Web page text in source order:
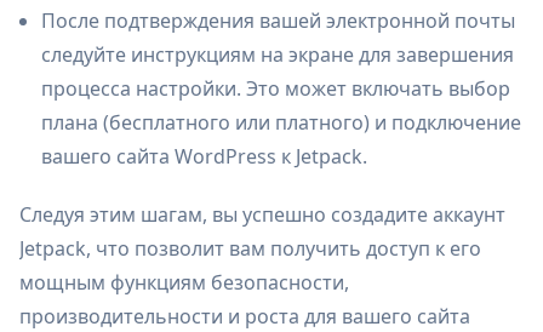
После подтверждения вашей электронной почты
следуйте инструкциям на экране для завершения
процесса настройки. Это может включать выбор
плана (бесплатного или платного) и подключение
вашего сайта WordPress к Jetpack.
Следуя этим шагам, вы успешно создадите аккаунт
Jetpack, что позволит вам получить доступ к его
мощным функциям безопасности,
производительности и роста для вашего сайта